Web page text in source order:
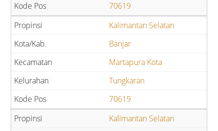
70619
Kalimantan Selatan
Banjar
Martapura Kota
Tungkaran
70619
Kalimantan Selatan